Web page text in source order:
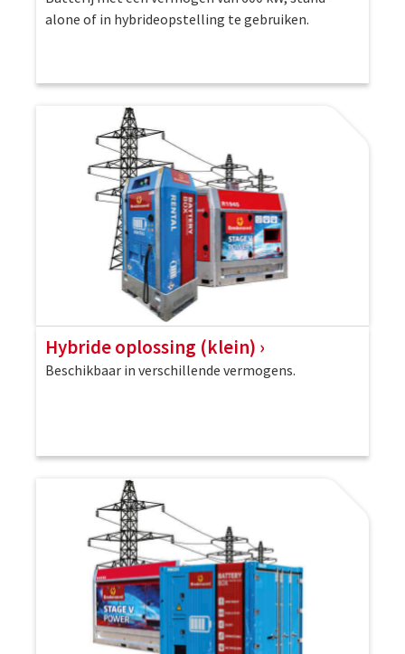
alone of in hybrideopstelling te gebruiken.
Hybride oplossing (klein)
Beschikbaar in verschillende vermogens.